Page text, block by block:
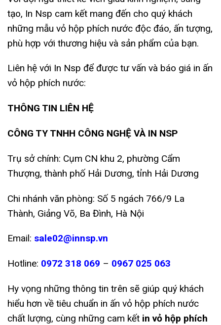
tạo, In Nsp cam kết mang đến cho quý khách
những mẫu vỏ hộp phích nước độc đáo, ấn tượng,
phù hợp với thương hiệu và sản phẩm của bạn.
Liên hệ với In Nsp để được tư vấn và báo giá in ấn
vỏ hộp phích nước:
THÔNG TIN LIÊN HỆ
CÔNG TY TNHH CÔNG NGHỆ VÀ IN NSP
Trụ sở chính: Cụm CN khu 2, phường Cẩm
Thượng, thành phố Hải Dương, tỉnh Hải Dương
Chi nhánh văn phòng: Số 5 ngách 766/9 La
Thành, Giảng Võ, Ba Đình, Hà Nội
Email: sale02@innsp.vn
Hotline: 0972 318 069 – 0967 025 063
Hy vọng những thông tin trên sẽ giúp quý khách
hiểu hơn về tiêu chuẩn in ấn vỏ hộp phích nước
chất lượng, cùng những cam kết in vỏ hộp phích